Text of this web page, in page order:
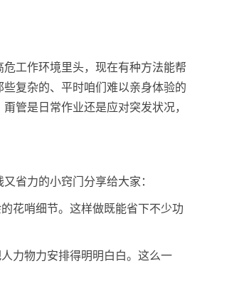
工作环境里头，现在有种方法能帮
复杂的、平时咱们难以亲身体验的
管是日常作业还是应对突发状况，
省力的小窍门分享给大家：
花哨细节。这样做既能省下不少功
力物力安排得明明白白。这么一